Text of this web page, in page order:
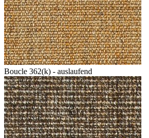
Boucle 362(k) - auslaufend